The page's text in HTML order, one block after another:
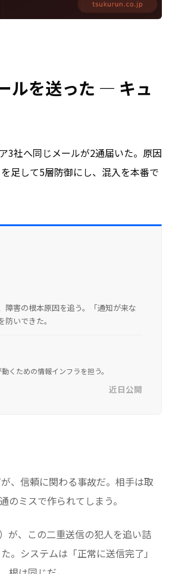
ルを送った — キュ
3社へ同じメールが2通届いた。原因
足して5層防御にし、混入を本番で
害の根本原因を追う。「通知が来な
いできた。
くための情報インフラを担う。
近日公開
、信頼に関わる事故だ。相手は取
ミスで作られてしまう。
が、この二重送信の犯人を追い詰
。システムは「正常に送信完了」